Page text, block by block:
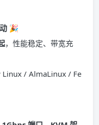
🎉
，性能稳定、带宽充
Linux / AlmaLinux / Fe